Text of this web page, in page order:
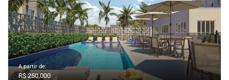
A partir de:
R$ 250.000